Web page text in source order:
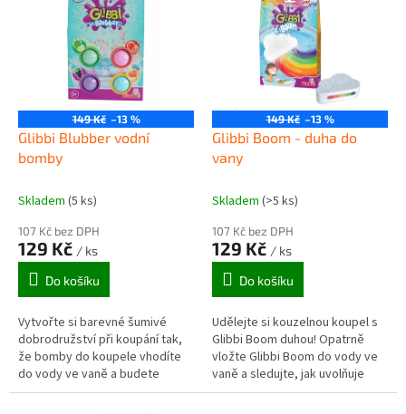
149 Kč –13 %
Glibbi Blubber vodní
bomby
Skladem (5 ks)
107 Kč bez DPH
129 Kč / ks
Do košíku
Vytvořte si barevné šumivé
dobrodružství při koupání tak,
že bomby do koupele vhodíte
do vody ve vaně a budete
sledovat, jak šumí a mění barvu
149 Kč –13 %
Glibbi Boom - duha do
vany
Skladem (>5 ks)
107 Kč bez DPH
129 Kč / ks
Do košíku
Udělejte si kouzelnou koupel s
Glibbi Boom duhou! Opatrně
vložte Glibbi Boom do vody ve
vaně a sledujte, jak uvolňuje
vícebarevný duhový efekt!